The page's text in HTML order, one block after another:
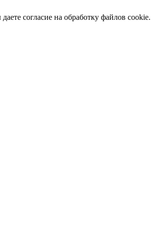
согласие на обработку файлов cookie.